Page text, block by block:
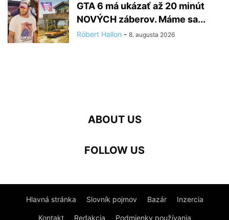
GTA 6 má ukázať až 20 minút
NOVÝCH záberov. Máme sa...
Róbert Hallon - 8. augusta 2026
ABOUT US
FOLLOW US
Hlavná stránka Slovník pojmov Bazár Inzercia
Kontakt Redakcia Podmienky používania